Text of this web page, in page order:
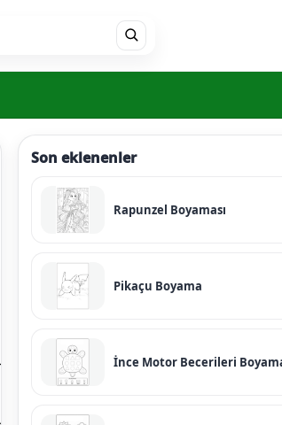
Son eklenenler
Rapunzel Boyaması
Pikaçu Boyama
İnce Motor Becerileri